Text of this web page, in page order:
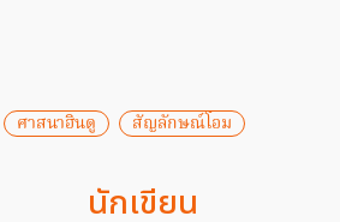
ศาสนาฮินดู สัญลักษณ์โอม
นักเขียน